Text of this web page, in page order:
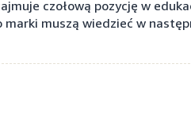
czołową pozycję w
marki muszą wiedzieć w